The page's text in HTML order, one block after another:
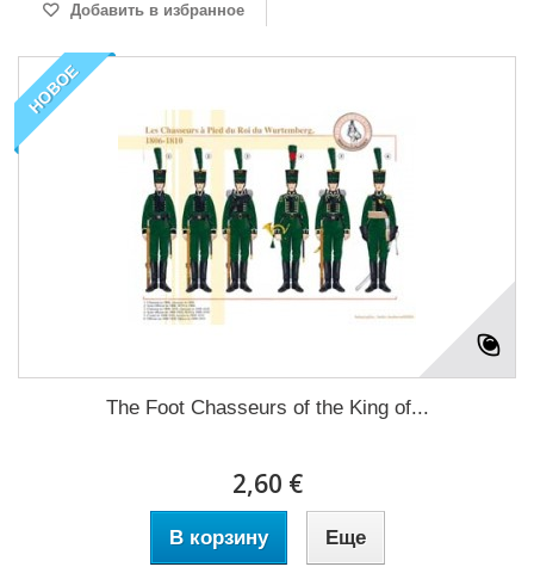
Добавить в избранное
НОВОЕ
The Foot Chasseurs of the King of...
2,60 €
В корзину Еще